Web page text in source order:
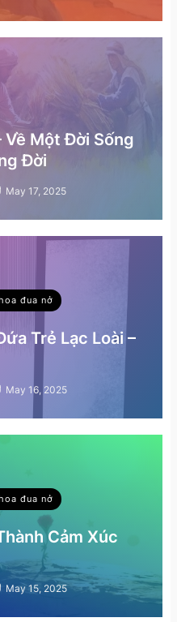
Về Một Đời Sống
Đời
May 17, 2025
đua nở
Trẻ Lạc Loài –
May 16, 2025
đua nở
Cảm Xúc
May 15, 2025